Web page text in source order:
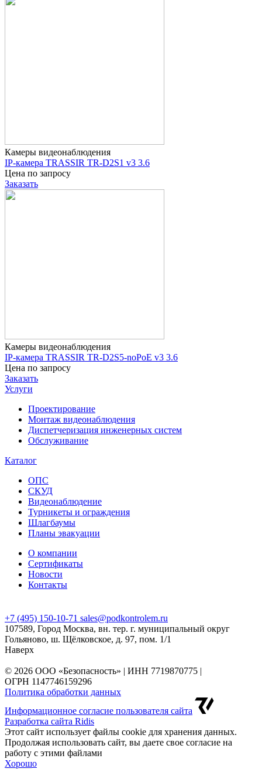
Камеры видеонаблюдения
IP-камера TRASSIR TR-D2S1 v3 3.6
Цена по запросу
Заказать
Камеры видеонаблюдения
IP-камера TRASSIR TR-D2S5-noPoE v3 3.6
Цена по запросу
Заказать
Услуги
Проектирование
Монтаж видеонаблюдения
Диспетчеризация инженерных систем
Обслуживание
Каталог
ОПС
СКУД
Видеонаблюдение
Турникеты и ограждения
Шлагбаумы
Планы эвакуации
О компании
Сертификаты
Новости
Контакты
+7 (495) 150-10-71 sales@podkontrolem.ru
107589, Город Москва, вн. тер. г. муниципальный округ
Гольяново, ш. Щёлковское, д. 97, пом. 1/1
Наверх
© 2026 ООО «Безопасность» | ИНН 7719870775 |
ОГРН 1147746159296
Политика обработки данных
Информационное согласие пользователя сайта
Разработка сайта Ridis
Этот сайт использует файлы cookie для хранения данных.
Продолжая использовать сайт, вы даете свое согласие на
работу с этими файлами
Хорошо